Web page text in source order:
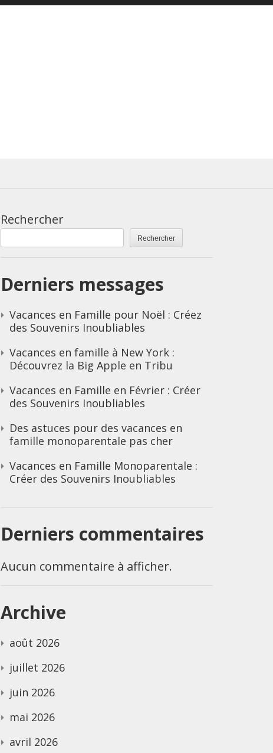
Rechercher
Rechercher
Derniers messages
Vacances en Famille pour Noël : Créez
des Souvenirs Inoubliables
Vacances en famille à New York :
Découvrez la Big Apple en Tribu
Vacances en Famille en Février : Créer
des Souvenirs Inoubliables
Des astuces pour des vacances en
famille monoparentale pas cher
Vacances en Famille Monoparentale :
Créer des Souvenirs Inoubliables
Derniers commentaires
Aucun commentaire à afficher.
Archive
août 2026
juillet 2026
juin 2026
mai 2026
avril 2026